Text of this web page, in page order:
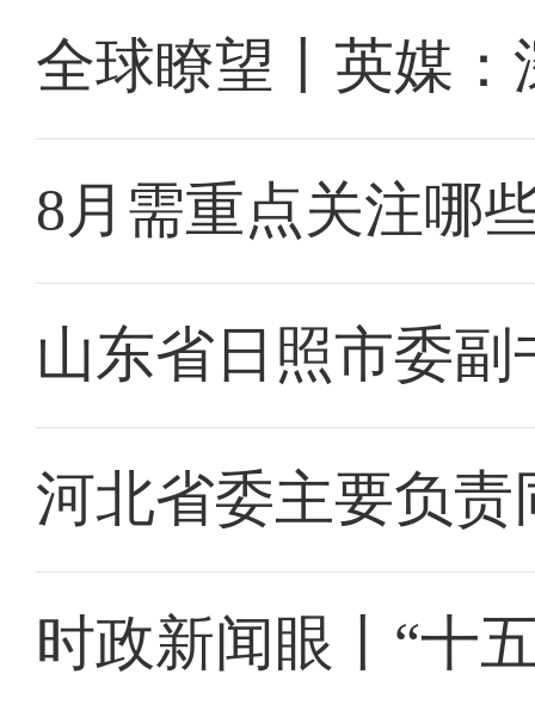
全球瞭望丨英媒
8月需重点关注哪
山东省日照市委
河北省委主要负
时政新闻眼丨“十